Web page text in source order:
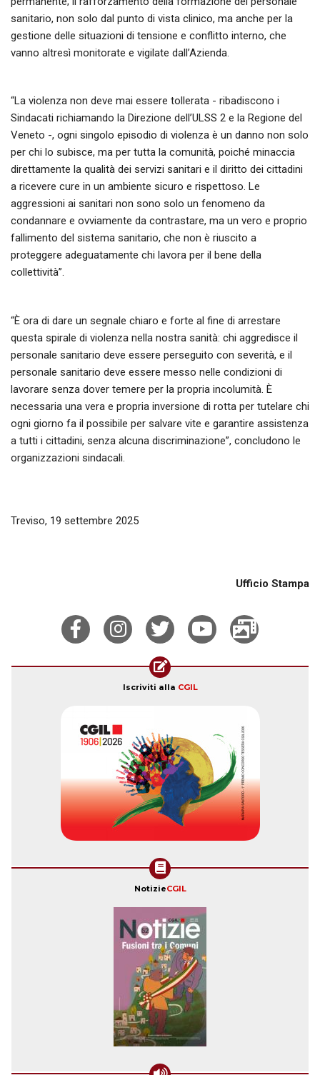
sanitario, non solo dal punto di vista clinico, ma anche per la
gestione delle situazioni di tensione e conflitto interno, che
vanno altresì monitorate e vigilate dall’Azienda.
“La violenza non deve mai essere tollerata - ribadiscono i
Sindacati richiamando la Direzione dell’ULSS 2 e la Regione del
Veneto -, ogni singolo episodio di violenza è un danno non solo
per chi lo subisce, ma per tutta la comunità, poiché minaccia
direttamente la qualità dei servizi sanitari e il diritto dei cittadini
a ricevere cure in un ambiente sicuro e rispettoso. Le
aggressioni ai sanitari non sono solo un fenomeno da
condannare e ovviamente da contrastare, ma un vero e proprio
fallimento del sistema sanitario, che non è riuscito a
proteggere adeguatamente chi lavora per il bene della
collettività”.
“È ora di dare un segnale chiaro e forte al fine di arrestare
questa spirale di violenza nella nostra sanità: chi aggredisce il
personale sanitario deve essere perseguito con severità, e il
personale sanitario deve essere messo nelle condizioni di
lavorare senza dover temere per la propria incolumità. È
necessaria una vera e propria inversione di rotta per tutelare chi
ogni giorno fa il possibile per salvare vite e garantire assistenza
a tutti i cittadini, senza alcuna discriminazione”, concludono le
organizzazioni sindacali.
Treviso, 19 settembre 2025
Ufficio Stampa
Iscriviti alla CGIL
NotizieCGIL